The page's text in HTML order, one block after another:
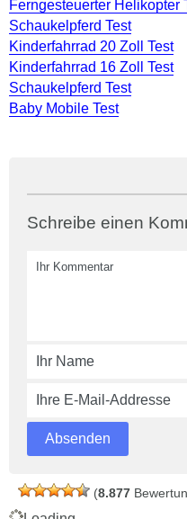
Ferngesteuerter Helikopter
Schaukelpferd Test
Kinderfahrrad 20 Zoll Test
Kinderfahrrad 16 Zoll Test
Schaukelpferd Test
Baby Mobile Test
Schreibe einen
(8.877